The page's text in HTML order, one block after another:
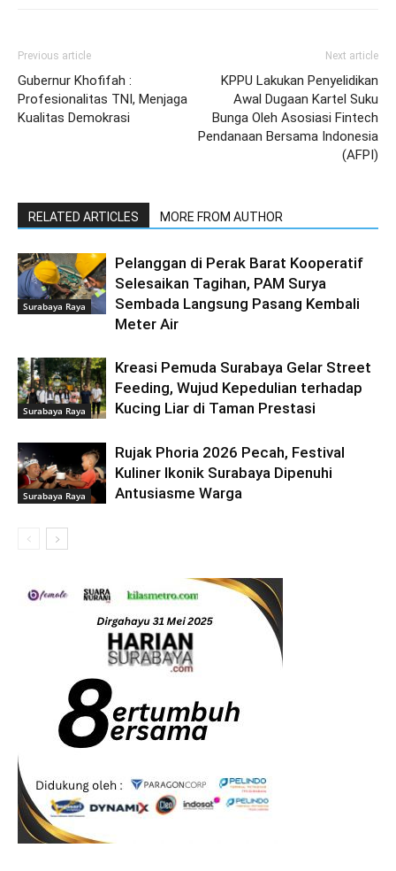
Previous article
Gubernur Khofifah :
Profesionalitas TNI, Menjaga
Kualitas Demokrasi
Next article
KPPU Lakukan Penyelidikan
Awal Dugaan Kartel Suku
Bunga Oleh Asosiasi Fintech
Pendanaan Bersama Indonesia
(AFPI)
RELATED ARTICLES MORE FROM AUTHOR
Surabaya Raya
Pelanggan di Perak Barat Kooperatif
Selesaikan Tagihan, PAM Surya
Sembada Langsung Pasang Kembali
Meter Air
Surabaya Raya
Kreasi Pemuda Surabaya Gelar Street
Feeding, Wujud Kepedulian terhadap
Kucing Liar di Taman Prestasi
Surabaya Raya
Rujak Phoria 2026 Pecah, Festival
Kuliner Ikonik Surabaya Dipenuhi
Antusiasme Warga